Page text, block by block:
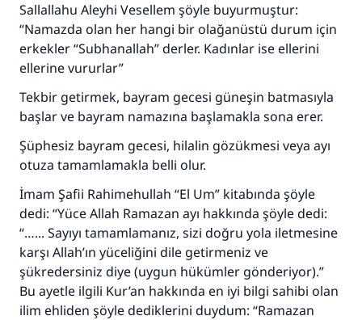
Sallallahu Aleyhi Vesellem şöyle buyurmuştur:
“Namazda olan her hangi bir olağanüstü durum için
erkekler “Subhanallah” derler. Kadınlar ise ellerini
ellerine vururlar”
Tekbir getirmek, bayram gecesi güneşin batmasıyla
başlar ve bayram namazına başlamakla sona erer.
Şüphesiz bayram gecesi, hilalin gözükmesi veya ayı
otuza tamamlamakla belli olur.
İmam Şafii Rahimehullah “El Um” kitabında şöyle
dedi: “Yüce Allah Ramazan ayı hakkında şöyle dedi:
“…... Sayıyı tamamlamanız, sizi doğru yola iletmesine
karşı Allah’ın yüceliğini dile getirmeniz ve
şükredersiniz diye (uygun hükümler gönderiyor).”
Bu ayetle ilgili Kur’an hakkında en iyi bilgi sahibi olan
ilim ehliden şöyle dediklerini duydum: “Ramazan
110845 Nolu Cevap, bir evliliği
kurtardı.
Ümmete cevapları ulaştırmak için bizi destekle